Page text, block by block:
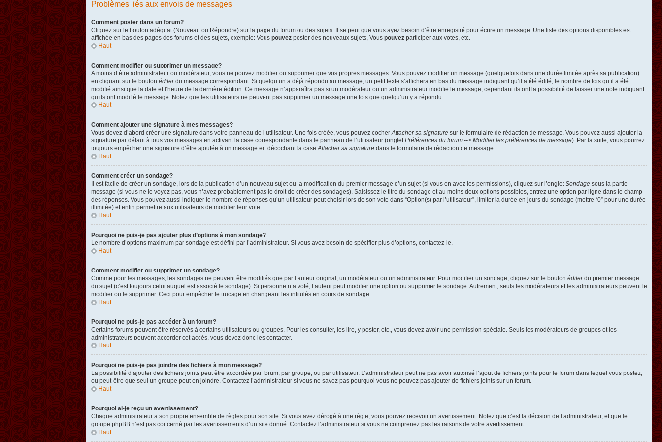
Problèmes liés aux envois de messages
Comment poster dans un forum?
Cliquez sur le bouton adéquat (Nouveau ou Répondre) sur la page du forum ou des sujets. Il se peut que vous ayez besoin d’être enregistré pour écrire un message. Une liste des options disponibles est
affichée en bas des pages des forums et des sujets, exemple: Vous pouvez poster des nouveaux sujets, Vous pouvez participer aux votes, etc.
Haut
Comment modifier ou supprimer un message?
A moins d’être administrateur ou modérateur, vous ne pouvez modifier ou supprimer que vos propres messages. Vous pouvez modifier un message (quelquefois dans une durée limitée après sa publication)
en cliquant sur le bouton éditerdu message correspondant. Si quelqu’un a déjà répondu au message, un petit texte s’affichera en bas du message indiquant qu’il a été édité, le nombre de fois qu’il a été
modifié ainsi que la date et l’heure de la dernière édition. Ce message n’apparaîtra pas si un modérateur ou un administrateur modifie le message, cependant ils ont la possibilité de laisser une note indiquant
qu’ils ont modifié le message. Notez que les utilisateurs ne peuvent pas supprimer un message une fois que quelqu’un y a répondu.
Haut
Comment ajouter une signature à mes messages?
Vous devez d’abord créer une signature dans votre panneau de l’utilisateur. Une fois créée, vous pouvez cocher Attacher sa signature sur le formulaire de rédaction de message. Vous pouvez aussi ajouter la
signature par défaut à tous vos messages en activant la case correspondante dans le panneau de l’utilisateur (onglet Préférences du forum --> Modifier les préférences de message). Par la suite, vous pourrez
toujours empêcher une signature d’être ajoutée à un message en décochant la case Attacher sa signature dans le formulaire de rédaction de message.
Haut
Comment créer un sondage?
Il est facile de créer un sondage, lors de la publication d’un nouveau sujet ou la modification du premier message d’un sujet (si vous en avez les permissions), cliquez sur l’onglet Sondage sous la partie
message (si vous ne le voyez pas, vous n’avez probablement pas le droit de créer des sondages). Saisissez le titre du sondage et au moins deux options possibles, entrez une option par ligne dans le champ
des réponses. Vous pouvez aussi indiquer le nombre de réponses qu’un utilisateur peut choisir lors de son vote dans “Option(s) par l’utilisateur”, limiter la durée en jours du sondage (mettre “0” pour une durée
illimitée) et enfin permettre aux utilisateurs de modifier leur vote.
Haut
Pourquoi ne puis-je pas ajouter plus d’options à mon sondage?
Le nombre d’options maximum par sondage est défini par l’administrateur. Si vous avez besoin de spécifier plus d’options, contactez-le.
Haut
Comment modifier ou supprimer un sondage?
Comme pour les messages, les sondages ne peuvent être modifiés que par l’auteur original, un modérateur ou un administrateur. Pour modifier un sondage, cliquez sur le bouton éditerdu premier message
du sujet (c’est toujours celui auquel est associé le sondage). Si personne n’a voté, l’auteur peut modifier une option ou supprimer le sondage. Autrement, seuls les modérateurs et les administrateurs peuvent le
modifier ou le supprimer. Ceci pour empêcher le trucage en changeant les intitulés en cours de sondage.
Haut
Pourquoi ne puis-je pas accéder à un forum?
Certains forums peuvent être réservés à certains utilisateurs ou groupes. Pour les consulter, les lire, y poster, etc., vous devez avoir une permission spéciale. Seuls les modérateurs de groupes et les
administrateurs peuvent accorder cet accès, vous devez donc les contacter.
Haut
Pourquoi ne puis-je pas joindre des fichiers à mon message?
La possibilité d’ajouter des fichiers joints peut être accordée par forum, par groupe, ou par utilisateur. L’administrateur peut ne pas avoir autorisé l’ajout de fichiers joints pour le forum dans lequel vous postez,
ou peut-être que seul un groupe peut en joindre. Contactez l’administrateur si vous ne savez pas pourquoi vous ne pouvez pas ajouter de fichiers joints sur un forum.
Haut
Pourquoi ai-je reçu un avertissement?
Chaque administrateur a son propre ensemble de règles pour son site. Si vous avez dérogé à une règle, vous pouvez recevoir un avertissement. Notez que c’est la décision de l’administrateur, et que le
groupe phpBB n’est pas concerné par les avertissements d’un site donné. Contactez l’administrateur si vous ne comprenez pas les raisons de votre avertissement.
Haut